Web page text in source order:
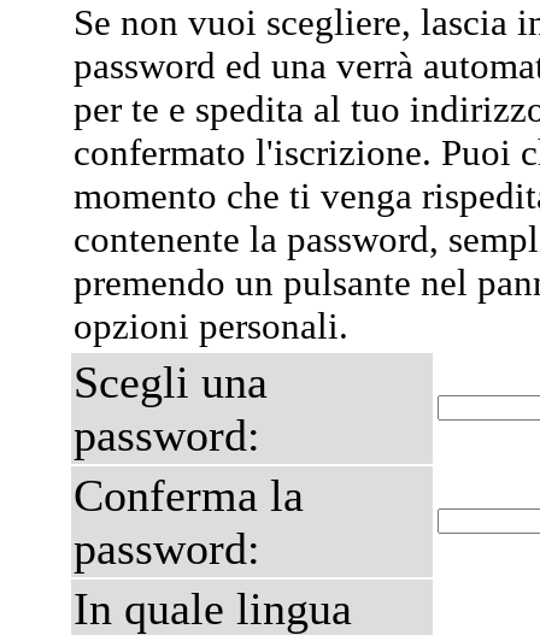
Se non vuoi scegliere, lascia
password ed una verrà
per te e spedita al tuo
confermato l'iscrizione. Puoi
momento che ti venga
contenente la password,
premendo un pulsante nel
opzioni personali.
Scegli una
password:
Conferma la
password:
In quale lingua